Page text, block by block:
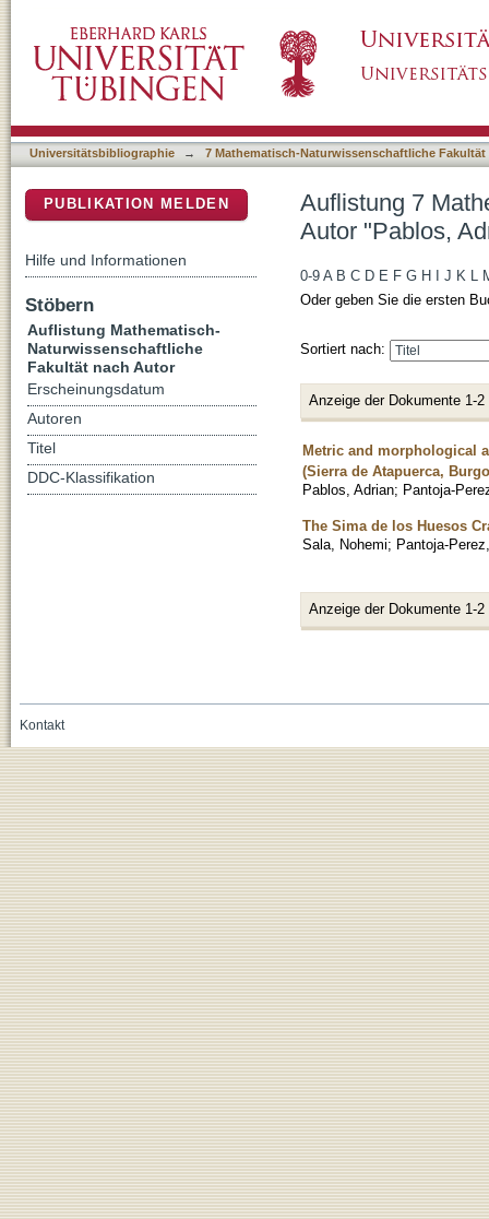
Universitätsbibliographie → 7 Mathematisch-Naturwissenschaftliche Fakultät
Auflistung 7
Autor "Pablos,
0-9 A B C D E F G H J K L
Oder geben Sie die ersten
Sortiert nach:
Anzeige der Dokumente 1-2
Metric and morphological
(Sierra de Atapuerca,
Pablos, Adrian; Pantoja-
The Sima de los Huesos
Sala, Nohemi; Pantoja-
Anzeige der Dokumente 1-2
PUBLIKATION MELDEN
Hilfe und Informationen
Stöbern
Auflistung Mathematisch-
Naturwissenschaftliche
Fakultät nach Autor
Erscheinungsdatum
Autoren
Titel
DDC-Klassifikation
Kontakt